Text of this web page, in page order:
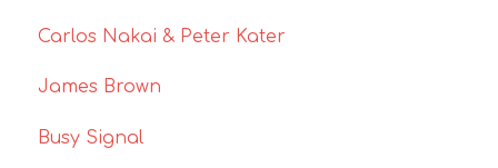
Carlos Nakai & Peter Kater
James Brown
Busy Signal